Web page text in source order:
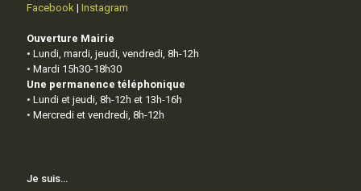
Facebook | Instagram
Ouverture Mairie
• Lundi, mardi, jeudi, vendredi, 8h-12h
• Mardi 15h30-18h30
Une permanence téléphonique
• Lundi et jeudi, 8h-12h et 13h-16h
• Mercredi et vendredi, 8h-12h
Je suis…